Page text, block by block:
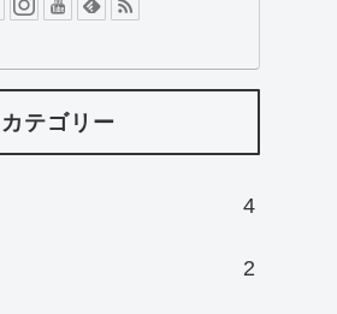
カテゴリー
4
2